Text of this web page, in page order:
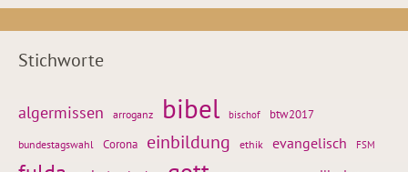
Stichworte
algermissen arroganz bibel bischof btw2017
bundestagswahl Corona einbildung ethik evangelisch FSM